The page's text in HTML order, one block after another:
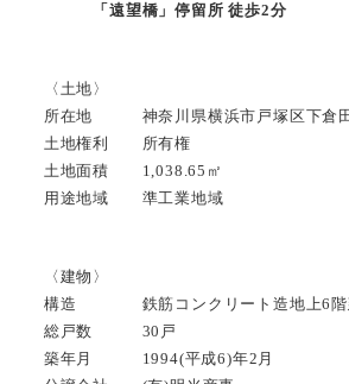
「遠望橋」停留所 徒歩2分
〈土地〉
所在地 神奈川県横浜市戸塚区下倉
土地権利 所有権
土地面積 1,038.65㎡
用途地域 準工業地域
〈建物〉
構造 鉄筋コンクリート造地上6階
総戸数 30戸
築年月 1994(平成6)年2月